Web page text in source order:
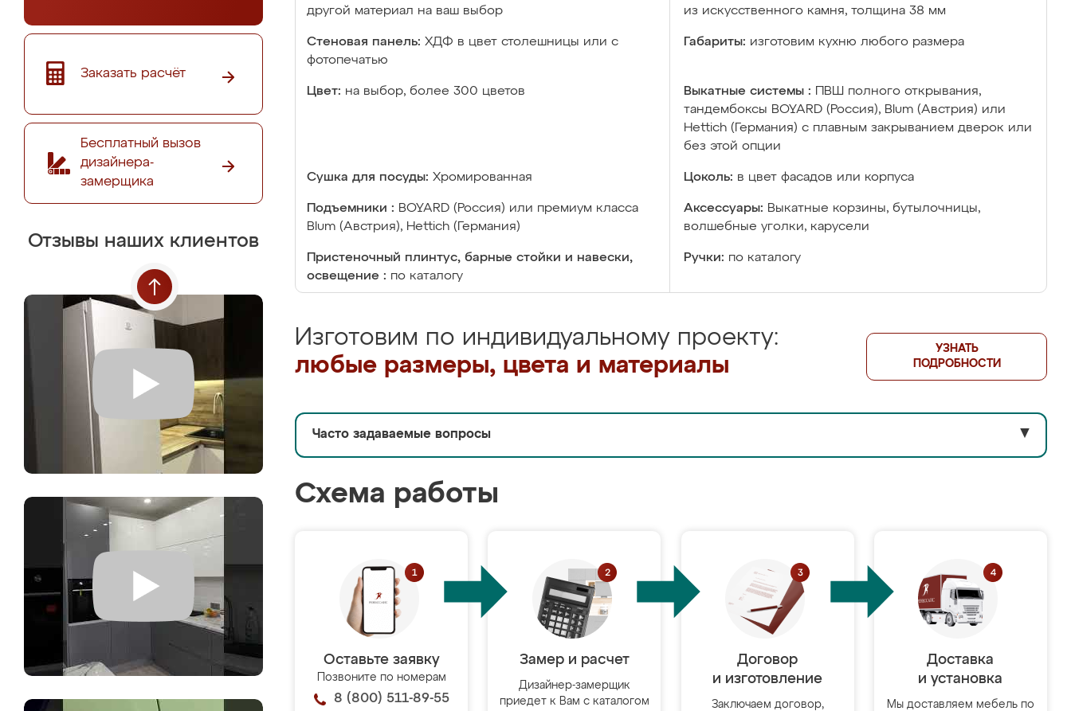
Заказать расчёт
Бесплатный вызов
дизайнера-
замерщика
Отзывы наших клиентов
другой материал на ваш выбор
из искусственного камня, толщина 38 мм
Стеновая панель: ХДФ в цвет столешницы или с
фотопечатью
Габариты: изготовим кухню любого размера
Цвет: на выбор, более 300 цветов Выкатные системы :
ПВШ полного открывания,
тандембоксы BOYARD (Россия), Blum (Австрия) или
Hettich (Германия) с плавным закрыванием дверок или
без этой опции
Сушка для посуды: Хромированная Цоколь: в цвет фасадов или корпуса
Подъемники : BOYARD (Россия) или премиум класса
Blum (Австрия), Hettich (Германия)
Аксессуары: Выкатные корзины, бутылочницы,
волшебные уголки, карусели
Пристеночный плинтус, барные стойки и навески,
освещение : по каталогу
Ручки: по каталогу
Изготовим по индивидуальному проекту:
любые размеры, цвета и материалы
УЗНАТЬ
ПОДРОБНОСТИ
Часто задаваемые вопросы ▼
Схема работы
Оставьте заявку
Позвоните по номерам
8 (800) 511-89-55
Замер и расчет
Дизайнер-замерщик
приедет к Вам с каталогом
Договор
и изготовление
Заключаем договор,
Доставка
и установка
Мы доставляем мебель по